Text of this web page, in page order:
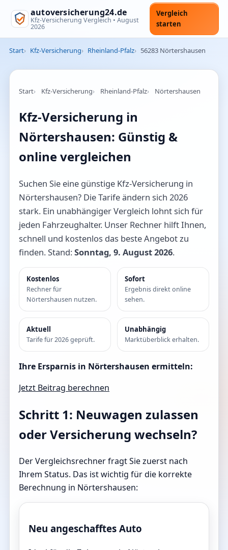
autoversicherung24.de
Kfz-Versicherung Vergleich • August
2026
Vergleich
starten
Start Kfz-Versicherung Rheinland-Pfalz 56283 Nörtershausen
Start Kfz-Versicherung Rheinland-Pfalz Nörtershausen
Kfz-Versicherung in
Nörtershausen: Günstig &
online vergleichen
Suchen Sie eine günstige Kfz-Versicherung in
Nörtershausen? Die Tarife ändern sich 2026
stark. Ein unabhängiger Vergleich lohnt sich für
jeden Fahrzeughalter. Unser Rechner hilft Ihnen,
schnell und kostenlos das beste Angebot zu
finden. Stand:Sonntag, 9. August 2026.
Kostenlos
Rechner für
Nörtershausen nutzen.
Sofort
Ergebnis direkt online
sehen.
Aktuell
Tarife für 2026 geprüft.
Unabhängig
Marktüberblick erhalten.
Ihre Ersparnis in Nörtershausen ermitteln:
Jetzt Beitrag berechnen
Schritt 1: Neuwagen zulassen
oder Versicherung wechseln?
Der Vergleichsrechner fragt Sie zuerst nach
Ihrem Status. Das ist wichtig für die korrekte
Berechnung in Nörtershausen:
Neu angeschafftes Auto